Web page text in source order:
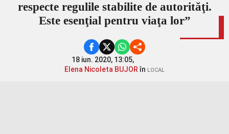
respecte regulile stabilite de autorităţi.
Este esenţial pentru viaţa lor”
18 iun. 2020, 13:05,
Elena Nicoleta BUJORîn LOCAL